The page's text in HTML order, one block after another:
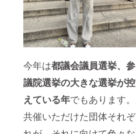
今年は都議会議員選挙、参
議院選挙の大きな選挙が控
えている年でもあります。
共催いただけた団体それぞ